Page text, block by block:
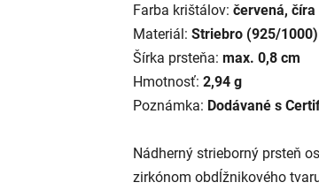
Farba krištálov: červená, číra
Materiál: Striebro (925/1000)
Šírka prsteňa: max. 0,8 cm
Hmotnosť: 2,94 g
Poznámka: Dodávané s
Nádherný strieborný prsteň
zirkónom obdĺžnikového